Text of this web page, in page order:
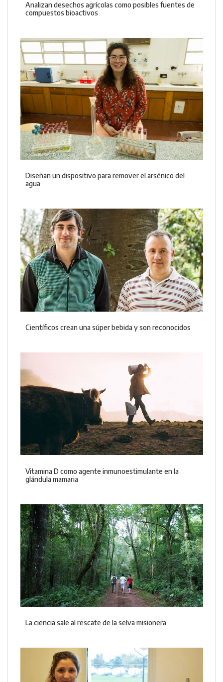
Analizan desechos agrícolas como posibles fuentes de
compuestos bioactivos
Diseñan un dispositivo para remover el arsénico del
agua
Científicos crean una súper bebida y son reconocidos
Vitamina D como agente inmunoestimulante en la
glándula mamaria
La ciencia sale al rescate de la selva misionera